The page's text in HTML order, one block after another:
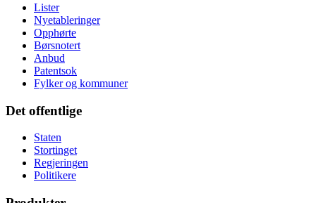
Lister
Nyetableringer
Opphørte
Børsnotert
Anbud
Patentsok
Fylker og kommuner
Det offentlige
Staten
Stortinget
Regjeringen
Politikere